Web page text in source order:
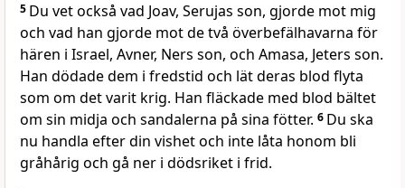
5 Du vet också vad Joav, Serujas son, gjorde mot mig
och vad han gjorde mot de två överbefälhavarna för
hären i Israel, Avner, Ners son, och Amasa, Jeters son.
Han dödade dem i fredstid och lät deras blod flyta
som om det varit krig. Han fläckade med blod bältet
om sin midja och sandalerna på sina fötter. 6 Du ska
nu handla efter din vishet och inte låta honom bli
gråhårig och gå ner i dödsriket i frid.